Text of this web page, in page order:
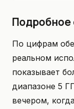
Подробное
По цифрам
реальном
показывает
диапазоне 5
вечером,